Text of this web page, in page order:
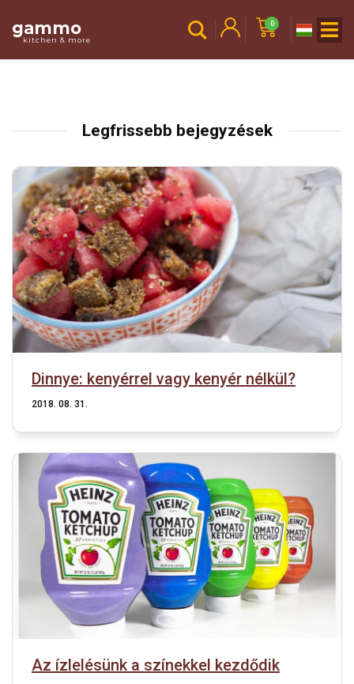
gammo
kitchen & more
0
Legfrissebb bejegyzések
Dinnye: kenyérrel vagy kenyér nélkül?
2018. 08. 31.
Az ízlelésünk a színekkel kezdődik